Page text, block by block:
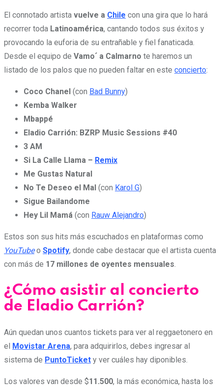
El connotado artista vuelve a Chile con una gira que lo hará
recorrer toda Latinoamérica, cantando todos sus éxitos y
provocando la euforia de su entrañable y fiel fanaticada.
Desde el equipo de Vamo´ a Calmarno te haremos un
listado de los palos que no pueden faltar en este concierto:
Coco Chanel (con Bad Bunny)
Kemba Walker
Mbappé
Eladio Carrión: BZRP Music Sessions #40
3 AM
Si La Calle Llama – Remix
Me Gustas Natural
No Te Deseo el Mal (con Karol G)
Sigue Bailandome
Hey Lil Mamá (con Rauw Alejandro)
Estos son sus hits más escuchados en plataformas como
YouTube o Spotify, donde cabe destacar que el artista cuenta
con más de 17 millones de oyentes mensuales.
¿Cómo asistir al concierto
de Eladio Carrión?
Aún quedan unos cuantos tickets para ver al reggaetonero en
el Movistar Arena, para adquirirlos, debes ingresar al
sistema de PuntoTicket y ver cuáles hay diponibles.
Los valores van desde $11.500, la más económica, hasta los